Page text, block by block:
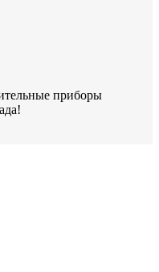
приборы